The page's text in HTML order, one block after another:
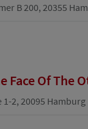
B 200, 20355
Of The
2, 20095 Hamburg